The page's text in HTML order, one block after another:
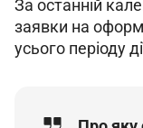
За останній
заявки на
усього періоду